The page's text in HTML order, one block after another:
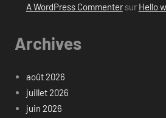
A WordPress Commentersur Hello
Archives
août 2026
juillet 2026
juin 2026